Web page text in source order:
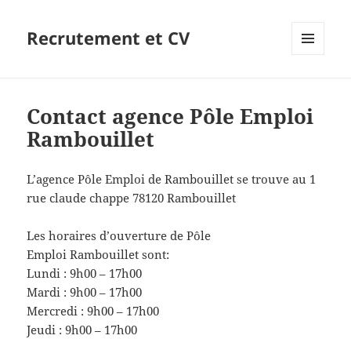
Recrutement et CV
Contact agence Pôle Emploi
Rambouillet
L’agence Pôle Emploi de Rambouillet se trouve au 1
rue claude chappe 78120 Rambouillet
Les horaires d’ouverture de Pôle
Emploi Rambouillet sont:
Lundi : 9h00 – 17h00
Mardi : 9h00 – 17h00
Mercredi : 9h00 – 17h00
Jeudi : 9h00 – 17h00